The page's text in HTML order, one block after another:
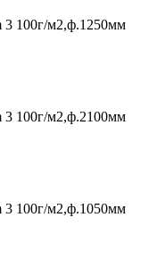
3 100г/м2,ф.1250мм
3 100г/м2,ф.2100мм
3 100г/м2,ф.1050мм